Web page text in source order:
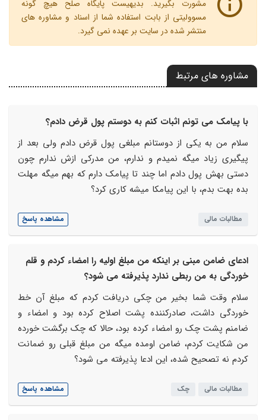
مشورت بگیرید. بدیهیست پایگاه صلح هیچ گونه
مسوولیتی از بابت استفاده شما از اسناد و مشاوره های
منتشر شده در سایت بر عهده نمی گیرد.
مشاوره های مرتبط
با پیامک می تونم اثبات کنم به دوستم پول قرض دادم؟
سلام من به یکی از دوستانم مبلغی پول قرض دادم ولی بعد از
پیگیری زیاد میگه نمیدم و ندارم، من مدرکی ازش ندارم چون
دستی بهش پول دادم اما چند تا پیامک دارم که بهم میگه مهلت
بده بهت بدم، با این پیامکا میشه کاری کرد؟
مطالبات مالی مشاهده پاسخ
ادعای ضامن مبنی بر اینکه من مبلغ اولیه را امضاء کردم و قلم
خوردگی به من ربطی ندارد پذیرفته می شود؟
سلام وقت شما بخیر من چکی دریافت کردم که مبلغ آن خط
خوردگی داشت، صادرکننده پشت اصلاح کرده بود و امضاء و
ضامنم پشت چک رو امضاء کرده بود، حالا که چک برگشت خورده
من شکایت کردم، ضامن اومده میگه من مبلغ قبلی رو ضمانت
کردم نه تصحیح شده، این ادعا پذیرفته می شود؟
مطالبات مالی چک مشاهده پاسخ